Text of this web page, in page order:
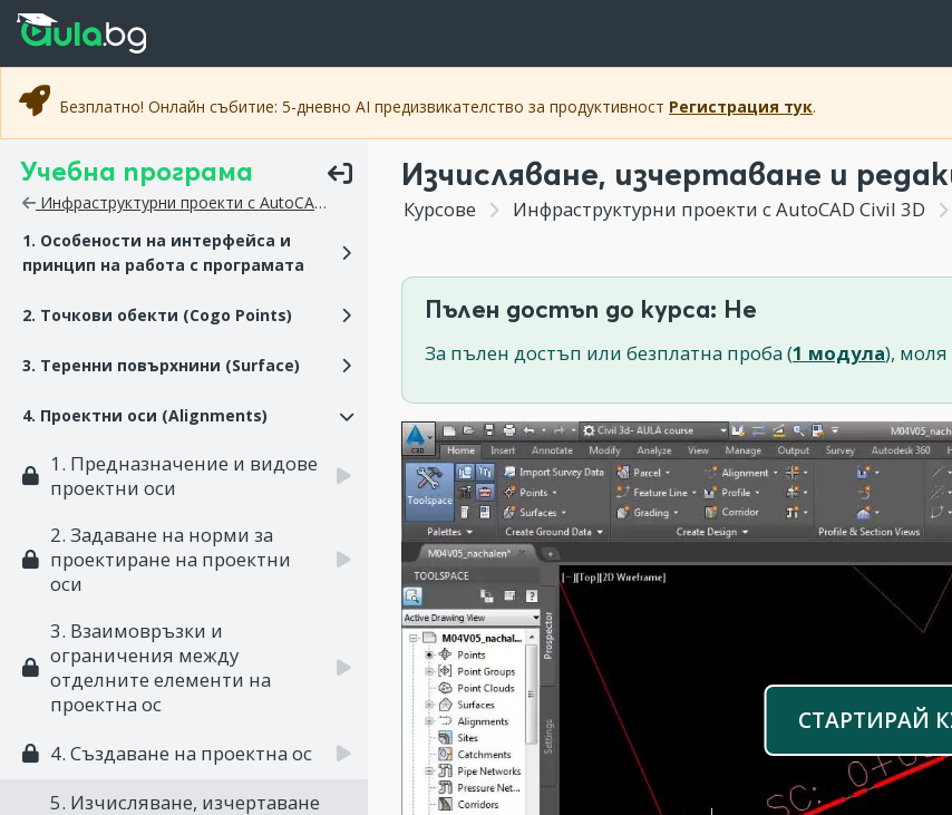
Прескочи към основното съдържание
Прескочи към навигацията
Безплатно! Онлайн събитие: 5-дневно AI предизвикателство за продуктивност Регистрация тук.
Учебна програма
Инфраструктурни проекти с AutoCAD Civil 3D
1. Особености на интерфейса и
принцип на работа с програмата
2. Точкови обекти (Cogo Points)
3. Теренни повърхнини (Surface)
4. Проектни оси (Alignments)
1. Предназначение и видове
проектни оси
2. Задаване на норми за
проектиране на проектни
оси
3. Взаимовръзки и
ограничения между
отделните елементи на
проектна ос
4. Създаване на проектна ос
5. Изчисляване, изчертаване
Изчисляване, изчертаване и
Курсове Инфраструктурни проекти с AutoCAD Civil 3D
Пълен достъп до курса: Не
За пълен достъп или безплатна проба (1 модула), моля
СТАРТИРАЙ